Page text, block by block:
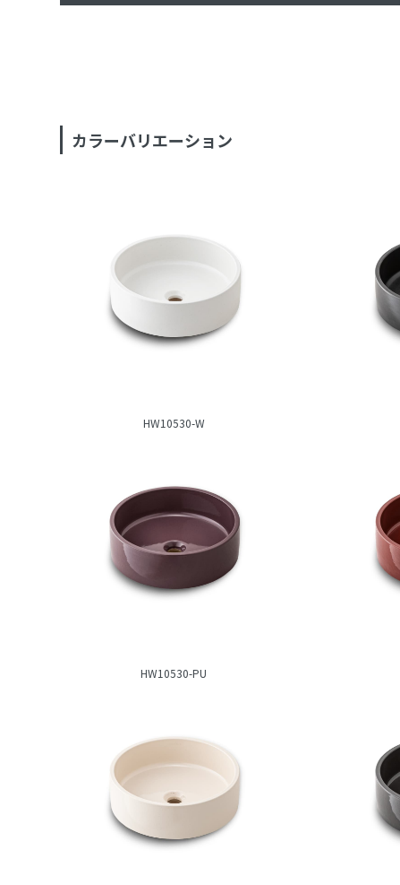
カラーバリエーション
HW10530-W
HW10530-PU